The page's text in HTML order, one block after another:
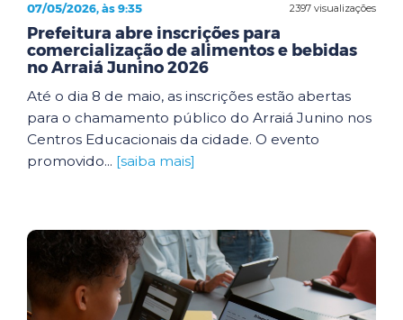
2397 visualizações
07/05/2026, às 9:35
Prefeitura abre inscrições para
comercialização de alimentos e bebidas
no Arraiá Junino 2026
Até o dia 8 de maio, as inscrições estão abertas
para o chamamento público do Arraiá Junino nos
Centros Educacionais da cidade. O evento
promovido... [saiba mais]